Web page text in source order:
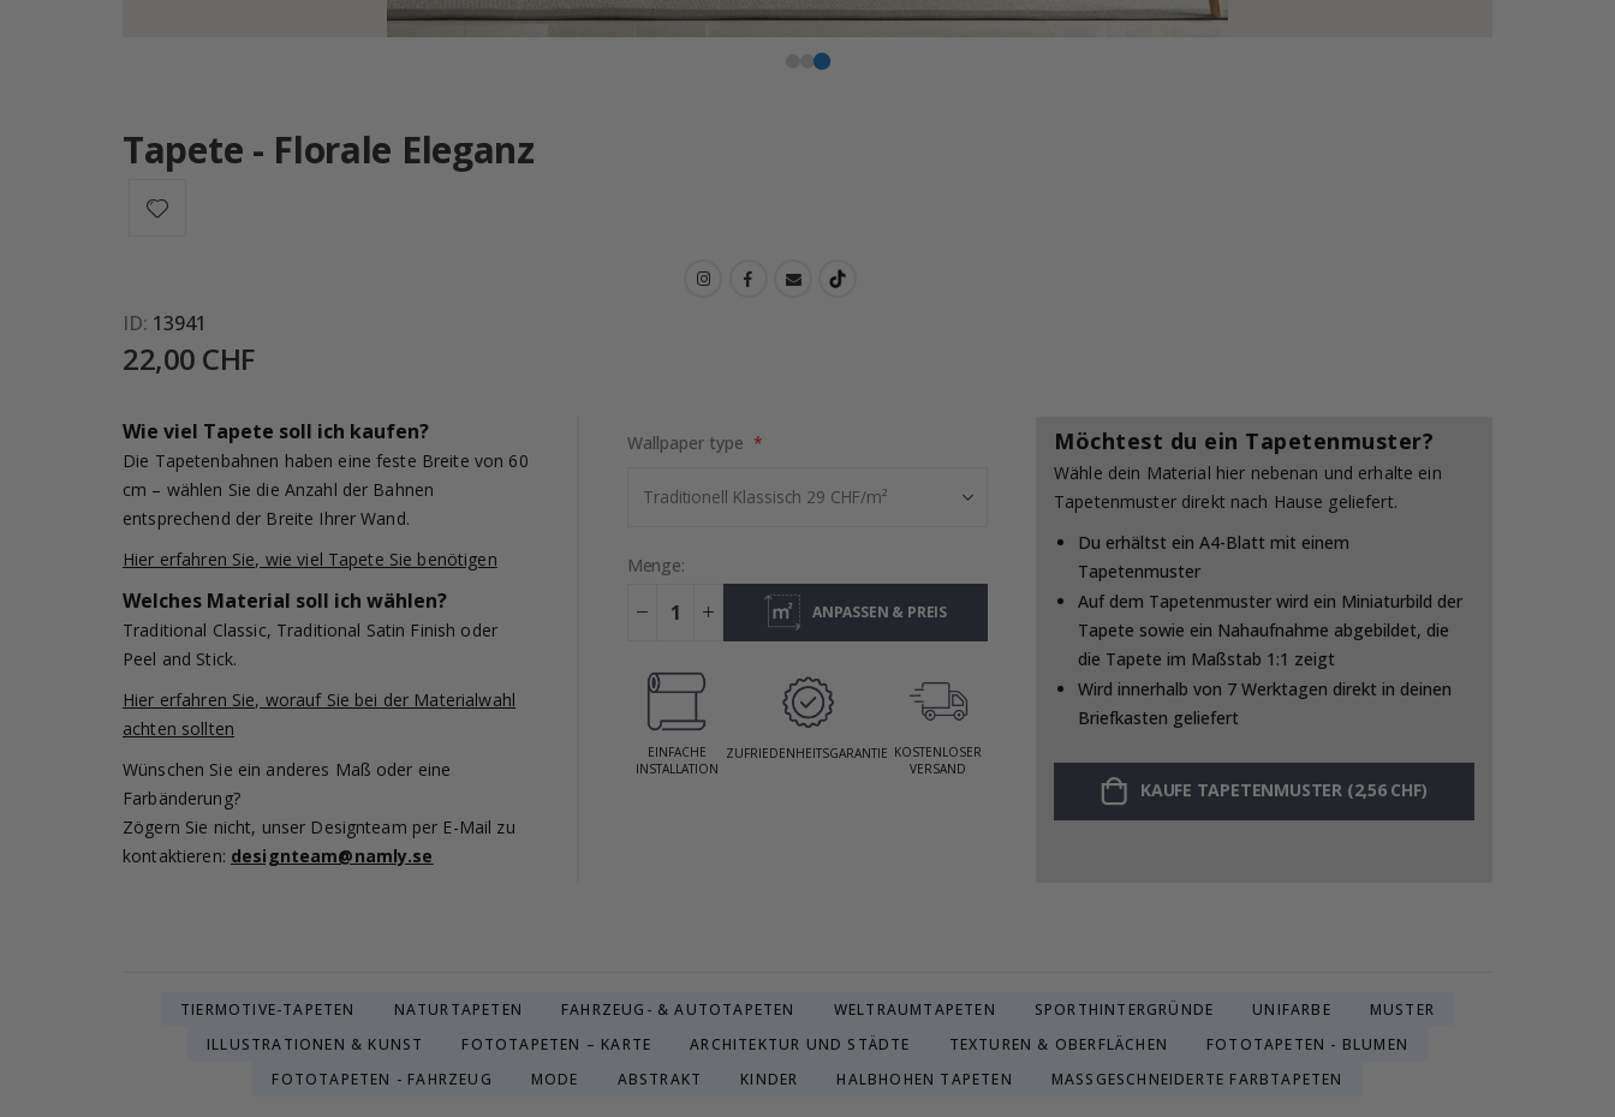
Tapete - Florale Eleganz
ID 13941
22,00 CHF
Wie viel Tapete soll ich kaufen?
Die Tapetenbahnen haben eine feste Breite von 60
cm – wählen Sie die Anzahl der Bahnen
entsprechend der Breite Ihrer Wand.
Hier erfahren Sie, wie viel Tapete Sie benötigen
Welches Material soll ich wählen?
Traditional Classic, Traditional Satin Finish oder
Peel and Stick.
Hier erfahren Sie, worauf Sie bei der Materialwahl
achten sollten
Wünschen Sie ein anderes Maß oder eine
Farbänderung?
Zögern Sie nicht, unser Designteam per E-Mail zu
kontaktieren: designteam@namly.se
Wallpaper type
Menge:
ANPASSEN & PREIS
EINFACHE
INSTALLATION
ZUFRIEDENHEITSGARANTIE KOSTENLOSER
VERSAND
Möchtest du ein Tapetenmuster?
Wähle dein Material hier nebenan und erhalte ein
Tapetenmuster direkt nach Hause geliefert.
Du erhältst ein A4-Blatt mit einem
Tapetenmuster
Auf dem Tapetenmuster wird ein Miniaturbild der
Tapete sowie ein Nahaufnahme abgebildet, die
die Tapete im Maßstab 1:1 zeigt
Wird innerhalb von 7 Werktagen direkt in deinen
Briefkasten geliefert
KAUFE TAPETENMUSTER (2,56 CHF)
TIERMOTIVE-TAPETEN NATURTAPETEN FAHRZEUG- & AUTOTAPETEN WELTRAUMTAPETEN SPORTHINTERGRÜNDE UNIFARBE
MUSTER
ILLUSTRATIONEN & KUNST
FOTOTAPETEN – KARTE ARCHITEKTUR UND STÄDTE TEXTUREN & OBERFLÄCHEN
FOTOTAPETEN - BLUMEN
FOTOTAPETEN - FAHRZEUG
MODE ABSTRAKT KINDER HALBHOHEN TAPETEN MASSGESCHNEIDERTE FARBTAPETEN